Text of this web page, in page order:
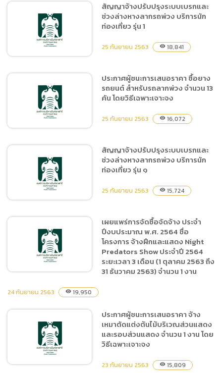
ประกาศผู้ชนะการเสนอราคา
จ้างซ่อม, เปลี่ยนอะไหล่ระบบ
เครื่องขยายเสียงประจำรถ
ลากพ่วง 14 คัน โดยวิธีเฉพาะ
สัญญาจ้างปรับปรุงระบบ
เบรกและช่วงล่างหางลากรถ
พ่วง บริการนักท่องเที่ยว รุ่น 1
สัญญาจ้างปรับปรุงระบบเบรกและ
ช่วงล่างหางลากรถพ่วง บริการนัก
ท่องเที่ยว รุ่น 1
25 กันยายน 2563 visibility 18,841
ประกาศผู้ชนะการเสนอราคา
ซื้อยางรถยนต์ สำหรับรถลาก
พ่วง จำนวน 13 คัน โดยวิธี
เฉพาะเจาะจง
ประกาศผู้ชนะการเสนอราคา ซื้อยาง
รถยนต์ สำหรับรถลากพ่วง จำนวน 13
คัน โดยวิธีเฉพาะเจาะจง
25 กันยายน 2563 visibility 16,072
สัญญาจ้างปรับปรุงระบบ
เบรกและช่วงล่างหางลากรถ
พ่วง บริการนักท่องเที่ยว รุ่น
๑
สัญญาจ้างปรับปรุงระบบเบรกและ
ช่วงล่างหางลากรถพ่วง บริการนัก
ท่องเที่ยว รุ่น ๑
25 กันยายน 2563 visibility 15,724
เผยแพร่การจัดซื้อจัดจ้าง
2564 ชื่อโครงการ จ้างฝึกและ
แสดง Night Predators
Show ประจำปี 2564 ระยะ
เวลา 3 เดือน (1 ตุลาคม 2563
เผยแพร่การจัดซื้อจัดจ้าง ประจำ
ปีงบประมาณ พ.ศ. 2564 ชื่อ
โครงการ จ้างฝึกและแสดง Night
Predators Show ประจำปี 2564
ระยะเวลา 3 เดือน (1 ตุลาคม 2563 ถึง
31 ธันวาคม 2563) จำนวน 1 งาน
24 กันยายน 2563 visibility 19,950
ประกาศผู้ชนะการเสนอราคา จ้าง
เหมาตัดแต่งต้นไม้บริเวณส่วนแสดง
และรอบส่วนแสดง จำนวน 1 งาน โดย
วิธีเฉพาะเจาะจง
23 กันยายน 2563 visibility 15,809